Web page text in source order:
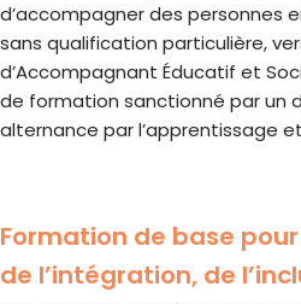
d’accompagner des personnes
sans qualification particulière,
d’Accompagnant Éducatif et
de formation sanctionné par un
alternance par l’apprentissage
Formation de base
de l’intégration, de